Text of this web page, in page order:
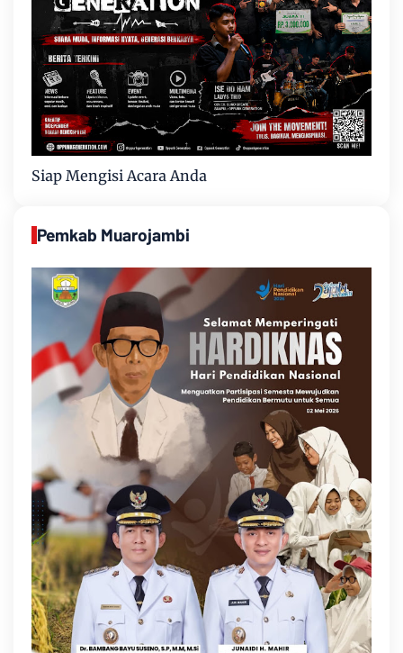
Siap Mengisi Acara Anda
Pemkab Muarojambi